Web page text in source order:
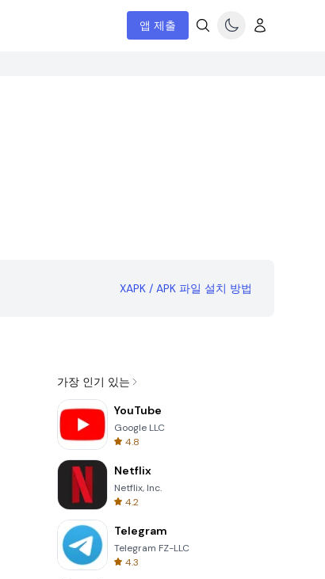
앱 제출
XAPK / APK 파일 설치 방법
가장 인기 있는
YouTube
Google LLC
4.8
Netflix
Netflix, Inc.
4.2
Telegram
Telegram FZ-LLC
4.3